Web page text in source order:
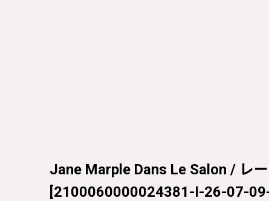
Jane Marple Dans Le Salon / レ
[2100060000024381-I-26-07-